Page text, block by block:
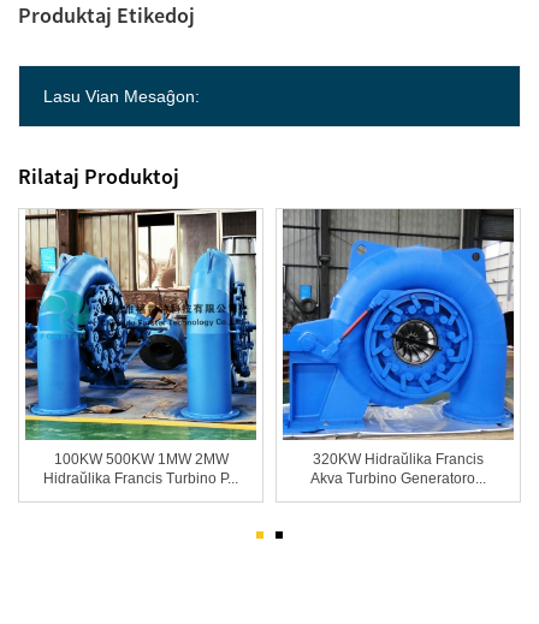
Produktaj Etikedoj
Lasu Vian Mesaĝon:
Rilataj Produktoj
100KW 500KW 1MW 2MW
Hidraŭlika Francis Turbino P...
320KW Hidraŭlika Francis
Akva Turbino Generatoro...